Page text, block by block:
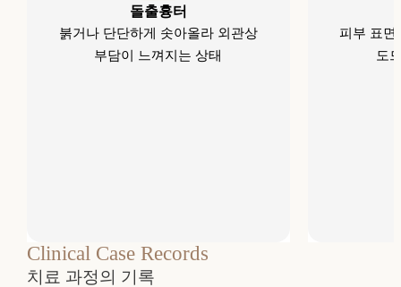
돌출흉터
붉거나 단단하게 솟아올라 외관상
부담이 느껴지는 상태
피부 표면
도
Clinical Case Records
치료 과정의 기록